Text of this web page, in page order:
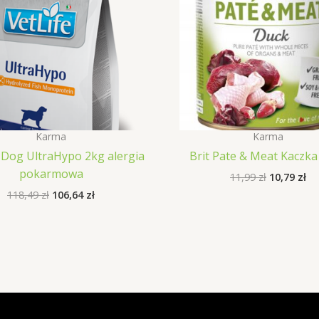
Karma
UltraHypo 2kg alergia
pokarmowa
118,49zł Pierwotna
106,64 złAktualna
Karma
Brit Pate & Meat
11,99zł Pierwotna
10,79 zł